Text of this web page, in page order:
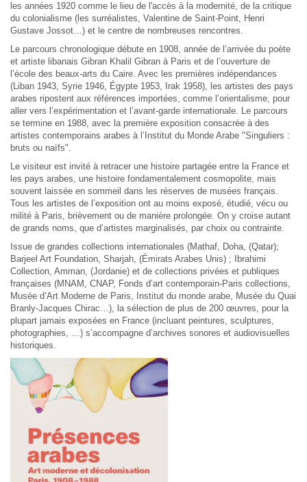
les années 1920 comme le lieu de l'accès à la modernité, de la critique
du colonialisme (les surréalistes, Valentine de Saint-Point, Henri
Gustave Jossot…) et le centre de nombreuses rencontres.
Le parcours chronologique débute en 1908, année de l’arrivée du poète
et artiste libanais Gibran Khalil Gibran à Paris et de l’ouverture de
l’école des beaux-arts du Caire. Avec les premières indépendances
(Liban 1943, Syrie 1946, Égypte 1953, Irak 1958), les artistes des pays
arabes ripostent aux références importées, comme l’orientalisme, pour
aller vers l’expérimentation et l’avant-garde internationale. Le parcours
se termine en 1988, avec la première exposition consacrée à des
artistes contemporains arabes à l’Institut du Monde Arabe "Singuliers :
bruts ou naïfs".
Le visiteur est invité à retracer une histoire partagée entre la France et
les pays arabes, une histoire fondamentalement cosmopolite, mais
souvent laissée en sommeil dans les réserves de musées français.
Tous les artistes de l’exposition ont au moins exposé, étudié, vécu ou
milité à Paris, brièvement ou de manière prolongée. On y croise autant
de grands noms, que d’artistes marginalisés, par choix ou contrainte.
Issue de grandes collections internationales (Mathaf, Doha, (Qatar);
Barjeel Art Foundation, Sharjah, (Émirats Arabes Unis) ; Ibrahimi
Collection, Amman, (Jordanie) et de collections privées et publiques
françaises (MNAM, CNAP, Fonds d’art contemporain-Paris collections,
Musée d’Art Moderne de Paris, Institut du monde arabe, Musée du Quai
Branly-Jacques Chirac…), la sélection de plus de 200 œuvres, pour la
plupart jamais exposées en France (incluant peintures, sculptures,
photographies, …) s’accompagne d’archives sonores et audiovisuelles
historiques.